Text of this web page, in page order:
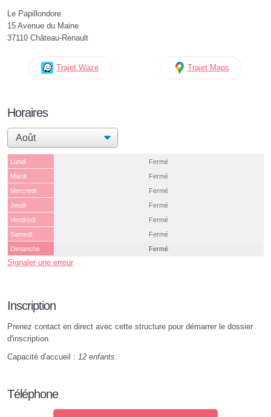
Le Papillondore
15 Avenue du Maine
37110 Château-Renault
Trajet Waze Trajet Maps
Horaires
Lundi
Fermé
Mardi
Fermé
Mercredi
Fermé
Jeudi
Fermé
Vendredi
Fermé
Samedi
Fermé
Dimanche
Fermé
Signaler une erreur
Inscription
Prenez contact en direct avec cette structure pour démarrer le dossier
d'inscription.
Capacité d'accueil : 12 enfants.
Téléphone